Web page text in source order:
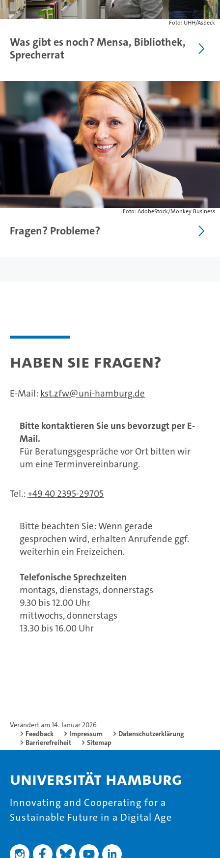
Foto: UHH/Asbeck
Was gibt es noch? Mensa, Bibliothek,
Sprecherrat
Foto: AdobeStock/Monkey Business
Fragen? Probleme?
Haben Sie Fragen?
E-Mail: kst.zfw uni-hamburg.de
Bitte kontaktieren Sie uns bevorzugt per E-
Mail.
Für Beratungsgespräche vor Ort bitten wir
um eine Terminvereinbarung.
Tel.: +49 40 2395-29705
Bitte beachten Sie: Wenn gerade
gesprochen wird, erhalten Anrufende ggf.
weiterhin ein Freizeichen.
Telefonische Sprechzeiten
montags, dienstags, donnerstags
9.30 bis 12.00 Uhr
mittwochs, donnerstags
13.30 bis 16.00 Uhr
Verändert am 14. Januar 2026
Feedback
Impressum
Datenschutzerklärung
Barrierefreiheit
Sitemap
Universität Hamburg
Innovating and Cooperating for a
Sustainable Future in a Digital Age